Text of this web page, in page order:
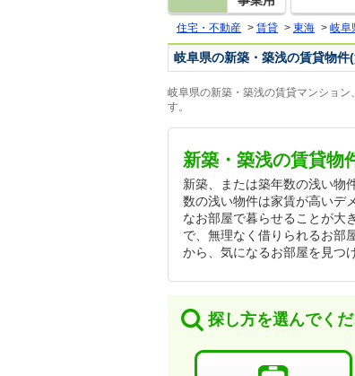
住宅・不動産 > 賃貸 > 東海 > 岐阜
岐阜県の新築・築浅の賃貸物
岐阜県の新築・築浅の賃貸マンショ
す。
新築・築浅の賃貸物
新築、または築年数の浅い物
数の浅い物件は家賃が高いデ
なお部屋で暮らせることが大
で、無理なく借りられるお部
から、気になるお部屋を見つ
探し方を選んでく